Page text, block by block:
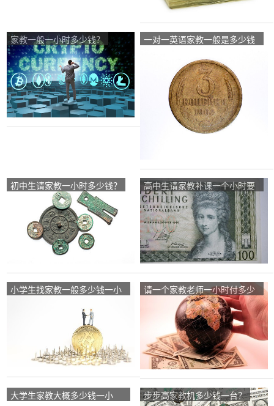
家教一般一小时多少钱？
一对一英语家教一般是多少钱
初中生请家教一小时多少钱？
高中生请家教补课一个小时要
多少钱啊？
小学生找家教一般多少钱一小
请一个家教老师一小时付多少
大学生家教大概多少钱一小
步步高家教机多少钱一台？